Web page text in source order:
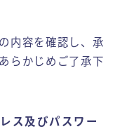
内容を確認し、承
らかじめご了承下
ス及びパスワー